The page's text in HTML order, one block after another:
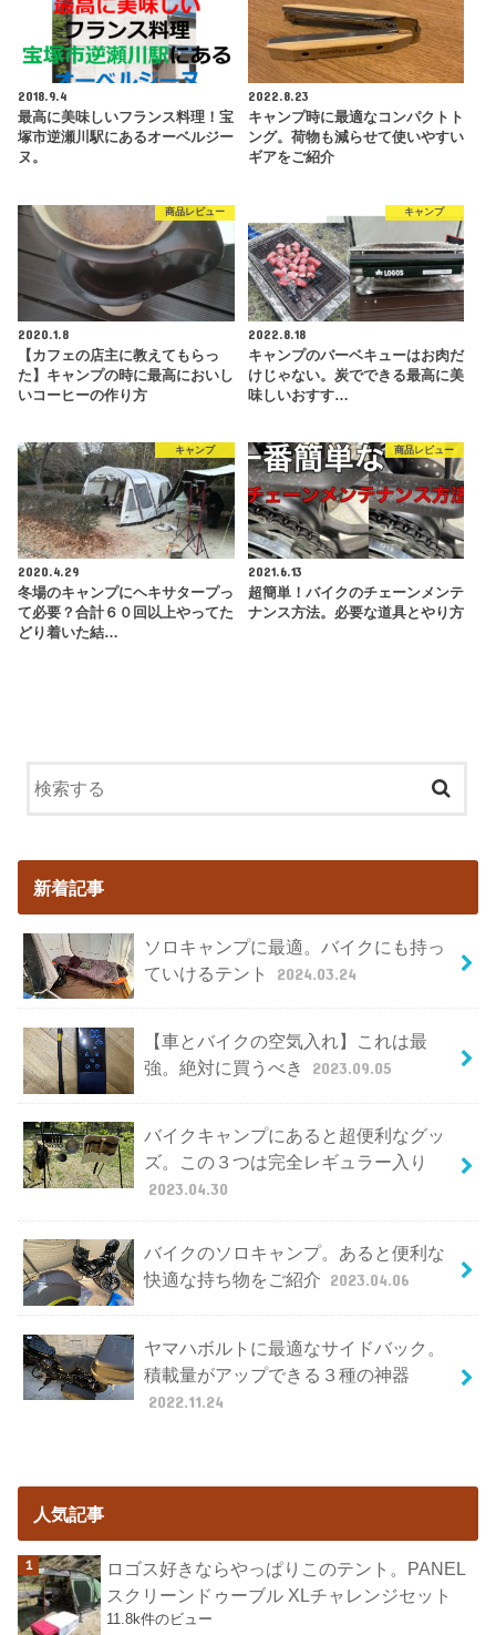
2018.9.4
最高に美味しいフランス料理！宝
塚市逆瀬川駅にあるオーベルジー
ヌ。
2022.8.23
キャンプ時に最適なコンパクトト
ング。荷物も減らせて使いやすい
ギアをご紹介
商品レビュー
2020.1.8
【カフェの店主に教えてもらっ
た】キャンプの時に最高においし
いコーヒーの作り方
キャンプ
2022.8.18
キャンプのバーベキューはお肉だ
けじゃない。炭でできる最高に美
味しいおすす…
キャンプ
2020.4.29
冬場のキャンプにヘキサタープっ
て必要？合計６０回以上やってた
どり着いた結…
商品レビュー
2021.6.13
超簡単！バイクのチェーンメンテ
ナンス方法。必要な道具とやり方
新着記事
ソロキャンプに最適。バイクにも持っ
ていけるテント
2024.03.24
【車とバイクの空気入れ】これは最
強。絶対に買うべき
2023.09.05
バイクキャンプにあると超便利なグッ
ズ。この３つは完全レギュラー入り
2023.04.30
バイクのソロキャンプ。あると便利な
快適な持ち物をご紹介 2023.04.06
ヤマハボルトに最適なサイドバック。
積載量がアップできる３種の神器
2022.11.24
人気記事
ロゴス好きならやっぱりこのテント。PANEL
スクリーンドゥーブル XLチャレンジセット
11.8k件のビュー